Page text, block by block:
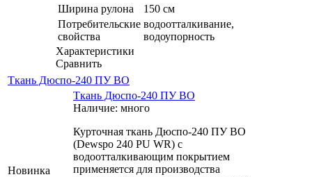
Ширина рулона
150 см
Потребительские
свойства
водоотталкивание,
водоупорность
Характеристики
Сравнить
Ткань Дюспо-240 ПУ ВО
Новинка
Ткань Дюспо-240 ПУ ВО
Наличие: много
Курточная ткань Дюспо-240 ПУ ВО
(Dewspo 240 PU WR) c
водоотталкивающим покрытием
применяется для производства